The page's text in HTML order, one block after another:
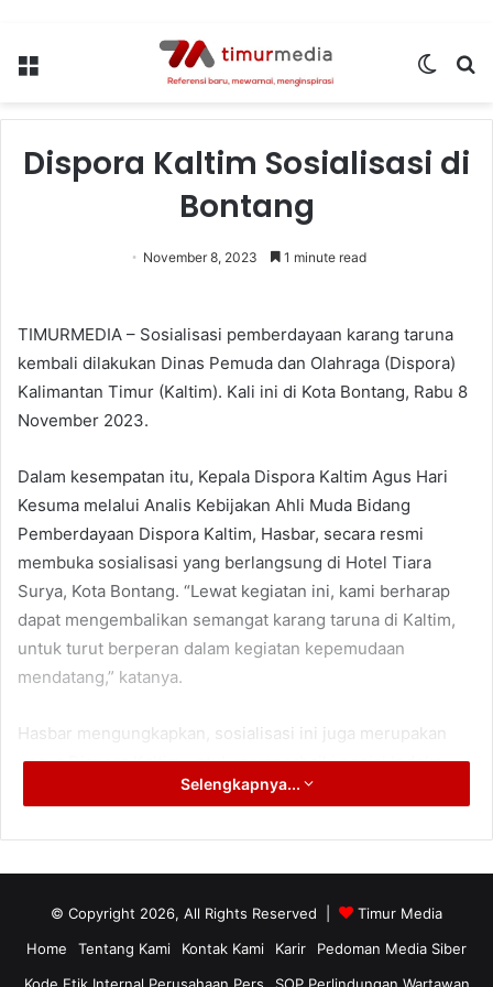
Menu
Switch
Dispora Kaltim Sosialisasi di
Bontang
November 8, 2023 1 minute read
TIMURMEDIA – Sosialisasi pemberdayaan karang taruna
kembali dilakukan Dinas Pemuda dan Olahraga (Dispora)
Kalimantan Timur (Kaltim). Kali ini di Kota Bontang, Rabu 8
November 2023.
Dalam kesempatan itu, Kepala Dispora Kaltim Agus Hari
Kesuma melalui Analis Kebijakan Ahli Muda Bidang
Pemberdayaan Dispora Kaltim, Hasbar, secara resmi
membuka sosialisasi yang berlangsung di Hotel Tiara
Surya, Kota Bontang. “Lewat kegiatan ini, kami berharap
dapat mengembalikan semangat karang taruna di Kaltim,
untuk turut berperan dalam kegiatan kepemudaan
mendatang,” katanya.
Hasbar mengungkapkan, sosialisasi ini juga merupakan
upaya Dispora Kaltim untuk memperbaiki posisi Indeks
Pembangunan Pemuda (IPP) yang terus dipacu. “Salah
meningkatkan peran serta pemuda dalam berbagai
kegiatan yang bisa berandil pada proses pembangunan,”
ujarnya.
Sebagai informasi, sosialisasi ini dihadiri sejumlah
Selengkapnya...
© Copyright 2026, All Rights Reserved |
Timur Media
Home
Tentang Kami Kontak Kami Karir
Pedoman Media Siber
Kode Etik Internal Perusahaan Pers
SOP Perlindungan Wartawan